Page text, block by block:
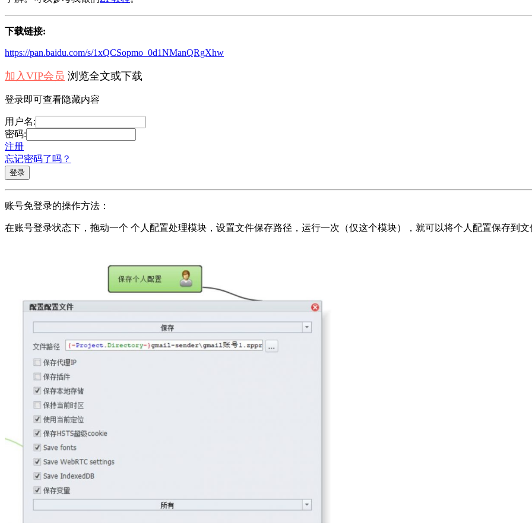
下载链接:
https://pan.baidu.com/s/1xQCSopmo_0d1NManQRgXhw
加入VIP会员 浏览全文或下载
登录即可查看隐藏内容
用户名:
密码:
注册
忘记密码了吗？
账号免登录的操作方法：
在账号登录状态下，拖动一个 个人配置处理模块，设置文件保存路径，运行一次（仅这个模块），就可以将个人配置保存到文